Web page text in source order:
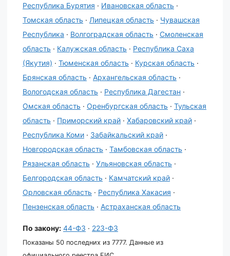
Республика Бурятия · Ивановская область ·
Томская область · Липецкая область · Чувашская
Республика · Волгоградская область · Смоленская
область · Калужская область · Республика Саха
(Якутия) · Тюменская область · Курская область ·
Брянская область · Архангельская область ·
Вологодская область · Республика Дагестан ·
Омская область · Оренбургская область · Тульская
область · Приморский край · Хабаровский край ·
Республика Коми · Забайкальский край ·
Новгородская область · Тамбовская область ·
Рязанская область · Ульяновская область ·
Белгородская область · Камчатский край ·
Орловская область · Республика Хакасия ·
Пензенская область · Астраханская область
По закону: 44-ФЗ · 223-ФЗ
Показаны 50 последних из 7777. Данные из